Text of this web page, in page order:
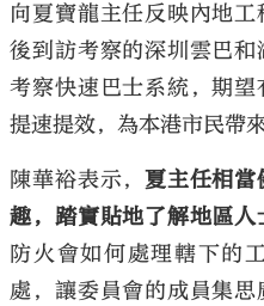
向夏寶龍主任反映內地
後到訪考察的深圳雲巴
考察快速巴士系統，期望
提速提效，為本港市民帶
陳華裕表示，夏主任相當
趣，踏實貼地了解地區
防火會如何處理轄下的
處，讓委員會的成員集